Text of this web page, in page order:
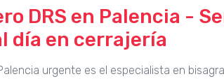
DRS en Palencia -
día en cerrajería
urgente es el especialista en